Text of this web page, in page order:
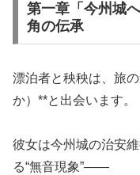
第一章「今州城
角の伝承
漂泊者と秧秧は、旅
か）**と出会います。
彼女は今州城の治安
る“無音現象”――